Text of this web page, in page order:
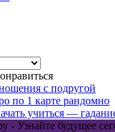
с подругой
по 1 карте рандомно
учиться —
- Узнайте будущее